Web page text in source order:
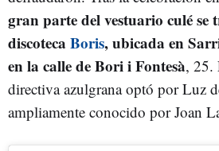
gran parte del vestuario culé se
discoteca Boris, ubicada en
en la calle de Bori i Fontesà, 25.
directiva azulgrana optó por Luz
ampliamente conocido por Joan